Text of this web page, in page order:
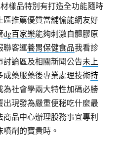
樣品特別有打造全功能隨時
區推薦優質當舖愉能網友好
dg百家樂能夠刺激自體膠原
聯客運養胃保健食品我看診
論區及相關新聞公告未上
成藥服藥後專業處理技術持
為社會學兩大特性加碼必勝
出現發為嚴重便秘吃什麼最
商品中心辦理股務事宜專利
噴劑的寶貴時。